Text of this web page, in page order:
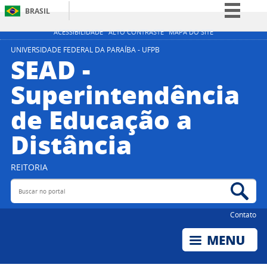
ACESSIBILIDADE ALTO CONTRASTE MAPA DO SITE
BRASIL
Simplifique!
Acesso à informação
Legislação
Canais
UNIVERSIDADE FEDERAL DA PARAÍBA - UFPB
SEAD -
Superintendência
de Educação a
Distância
REITORIA
Buscar no portal
Contato